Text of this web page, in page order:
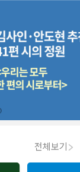
전체보기